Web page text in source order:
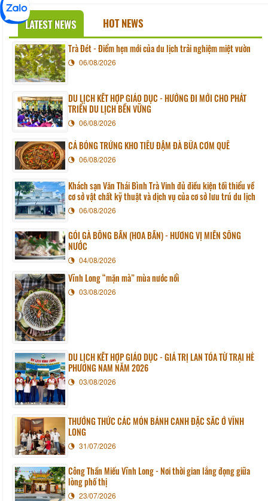
LATEST NEWS HOT NEWS
Trà Đét - Điểm hẹn mới của du lịch trải nghiệm miệt vườn
06/08/2026
DU LỊCH KẾT HỢP GIÁO DỤC - HƯỚNG ĐI MỚI CHO PHÁT
TRIỂN DU LỊCH BỀN VỮNG
06/08/2026
CÁ BÓNG TRỨNG KHO TIÊU ĐẬM ĐÀ BỮA CƠM QUÊ
06/08/2026
Khách sạn Văn Thái Bình Trà Vinh đủ điều kiện tối thiểu về
cơ sở vật chất kỹ thuật và dịch vụ của cơ sở lưu trú du lịch
06/08/2026
GỎI GÀ BÔNG BẦN (HOA BẦN) - HƯƠNG VỊ MIỀN SÔNG
NƯỚC
04/08/2026
Vĩnh Long “mặn mà” mùa nước nổi
03/08/2026
DU LỊCH KẾT HỢP GIÁO DỤC - GIÁ TRỊ LAN TỎA TỪ TRẠI HÈ
PHƯƠNG NAM NĂM 2026
03/08/2026
THƯỞNG THỨC CÁC MÓN BÁNH CANH ĐẶC SẮC Ở VĨNH
LONG
31/07/2026
Công Thần Miếu Vĩnh Long - Nơi thời gian lắng đọng giữa
lòng phố thị
23/07/2026